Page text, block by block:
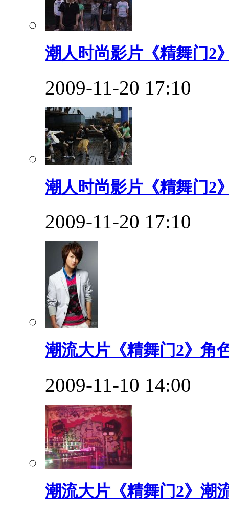
潮人时尚影片《精舞门2
2009-11-20 17:10
潮人时尚影片《精舞门2
2009-11-20 17:10
潮流大片《精舞门2》角
2009-11-10 14:00
潮流大片《精舞门2》潮